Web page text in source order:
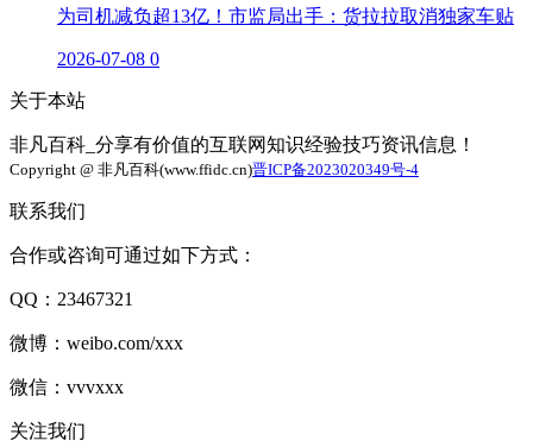
为司机减负超13亿！市监局出手：货拉拉取消独家车贴
2026-07-08 0
关于本站
非凡百科_分享有价值的互联网知识经验技巧资讯信息！
Copyright @ 非凡百科(www.ffidc.cn)晋ICP备2023020349号-4
联系我们
合作或咨询可通过如下方式：
QQ：23467321
微博：weibo.com/xxx
微信：vvvxxx
关注我们